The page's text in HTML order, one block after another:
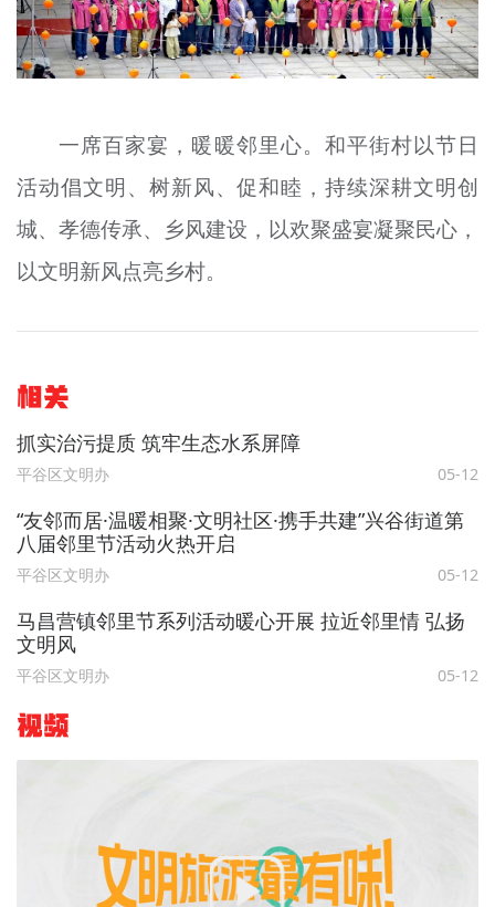
一席百家宴，暖暖邻里心。和平街村以节日
活动倡文明、树新风、促和睦，持续深耕文明创
城、孝德传承、乡风建设，以欢聚盛宴凝聚民心，
以文明新风点亮乡村。
相关
抓实治污提质 筑牢生态水系屏障
平谷区文明办 05-12
“友邻而居·温暖相聚·文明社区·携手共建”兴谷街道第
八届邻里节活动火热开启
平谷区文明办 05-12
马昌营镇邻里节系列活动暖心开展 拉近邻里情 弘扬
文明风
平谷区文明办 05-12
视频